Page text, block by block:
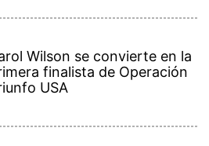
Wilson se convierte en la
finalista de Operación
USA